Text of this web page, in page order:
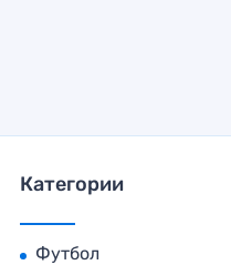
Категории
Футбол